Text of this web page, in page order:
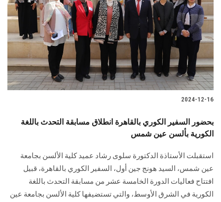
2024-12-16
بحضور السفير الكوري بالقاهرة انطلاق مسابقة التحدث باللغة
الكورية بألسن عين شمس
استقبلت الأستاذة الدكتورة سلوى رشاد عميد كلية الألسن بجامعة
عين شمس، السيد هونج جين أول، السفير ‏الكوري بالقاهرة، قبيل
افتتاح فعاليات الدورة الخامسة عشر من مسابقة التحدث باللغة
الكورية ‏في الشرق الأوسط، والتي تستضيفها كلية الألسن بجامعة عين